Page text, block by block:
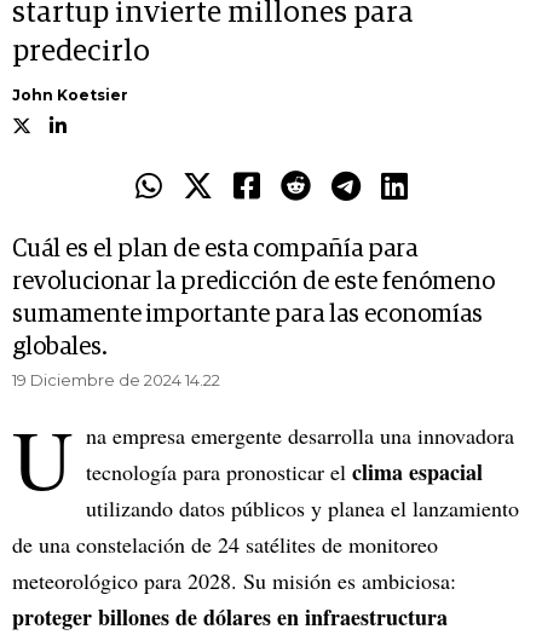
startup invierte millones para
predecirlo
John Koetsier
Cuál es el plan de esta compañía para
revolucionar la predicción de este fenómeno
sumamente importante para las economías
globales.
19 Diciembre de 2024 14.22
U na empresa emergente desarrolla una innovadora
tecnología para pronosticar el clima espacial
utilizando datos públicos y planea el lanzamiento
de una constelación de 24 satélites de monitoreo
meteorológico para 2028. Su misión es ambiciosa:
proteger billones de dólares en infraestructura